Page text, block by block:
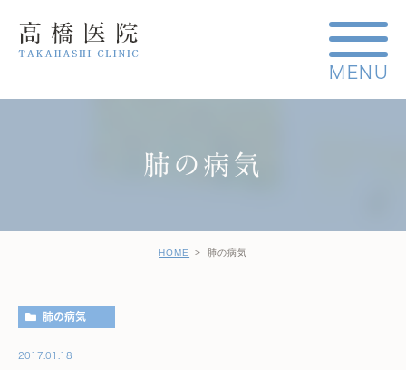
肺の病気
HOME 肺の病気
肺の病気
2017.01.18